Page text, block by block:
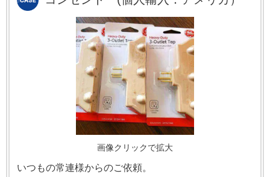
画像クリックで拡大
いつもの常連様からのご依頼。